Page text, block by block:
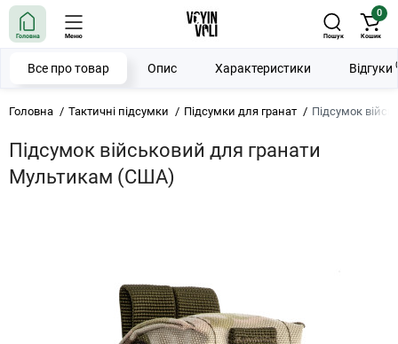
Головна Меню Пошук
0
Кошик
Головна Тактичні підсумки Підсумки для гранат Підсумок
Підсумок військовий для гранати
Мультикам (США)
Все про товар Опис Характеристики Відгуки